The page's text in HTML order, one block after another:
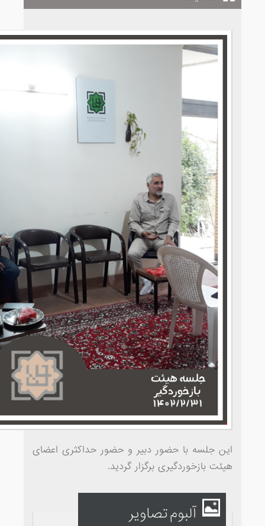
این جلسه با حضور دبیر و حضور حداکثری اعضای
هیئت بازخوردگیری برگزار گردید.
آلبوم تصاویر